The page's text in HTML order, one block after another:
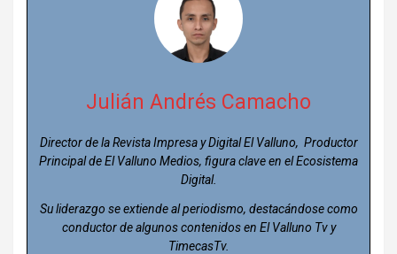
Julián Andrés Camacho
Director de la Revista Impresa y Digital El Valluno, Productor
Principal de El Valluno Medios, figura clave en el Ecosistema
Digital.
Su liderazgo se extiende al periodismo, destacándose como
conductor de algunos contenidos en El Valluno Tv y
TimecasTv.